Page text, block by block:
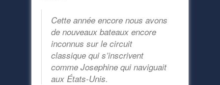
Cette année encore nous avons
de nouveaux bateaux encore
inconnus sur le circuit
classique qui s’inscrivent
comme Josephine qui naviguait
aux États-Unis.